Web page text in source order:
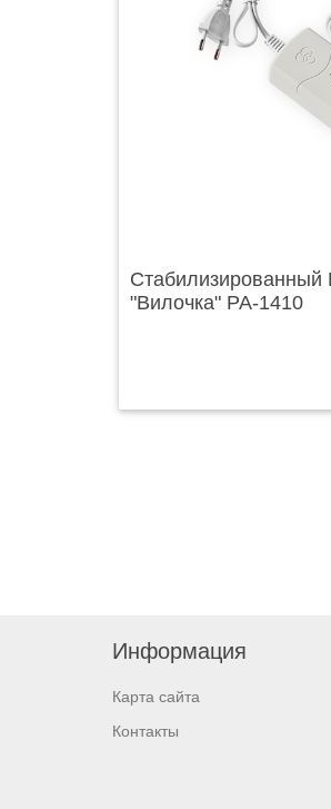
Стабилизированный
"Вилочка" РА-1410
Информация
Карта сайта
Контакты